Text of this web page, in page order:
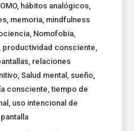
, hábitos analógicos
memoria mindfulness
Nomofobia
productividad consciente
relaciones
,Salud mental sueño
consciente ,tiempo de
uso intencional de